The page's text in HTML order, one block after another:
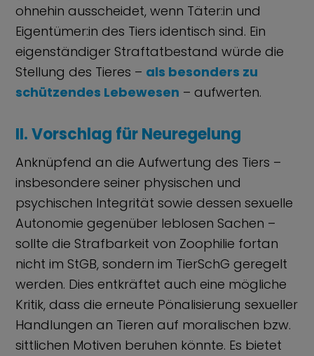
ohnehin ausscheidet, wenn Täter:in und
Eigentümer:in des Tiers identisch sind. Ein
eigenständiger Straftatbestand würde die
Stellung des Tieres – als besonders zu
schützendes Lebewesen – aufwerten.
II. Vorschlag für Neuregelung
Anknüpfend an die Aufwertung des Tiers –
insbesondere seiner physischen und
psychischen Integrität sowie dessen sexuelle
Autonomie gegenüber leblosen Sachen –
sollte die Strafbarkeit von Zoophilie fortan
nicht im StGB, sondern im TierSchG geregelt
werden. Dies entkräftet auch eine mögliche
Kritik, dass die erneute Pönalisierung sexueller
Handlungen an Tieren auf moralischen bzw.
sittlichen Motiven beruhen könnte. Es bietet